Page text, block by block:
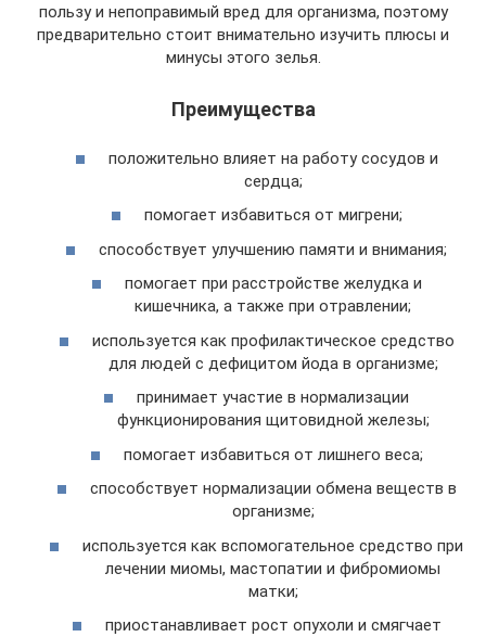
пользу и непоправимый вред для организма, поэтому
предварительно стоит внимательно изучить плюсы и
минусы этого зелья.
Преимущества
положительно влияет на работу сосудов и
сердца;
помогает избавиться от мигрени;
способствует улучшению памяти и внимания;
помогает при расстройстве желудка и
кишечника, а также при отравлении;
используется как профилактическое средство
для людей с дефицитом йода в организме;
принимает участие в нормализации
функционирования щитовидной железы;
помогает избавиться от лишнего веса;
способствует нормализации обмена веществ в
организме;
используется как вспомогательное средство при
лечении миомы, мастопатии и фибромиомы
матки;
приостанавливает рост опухоли и смягчает